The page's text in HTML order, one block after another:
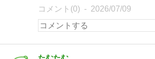
コメント(0) 2026/07/09